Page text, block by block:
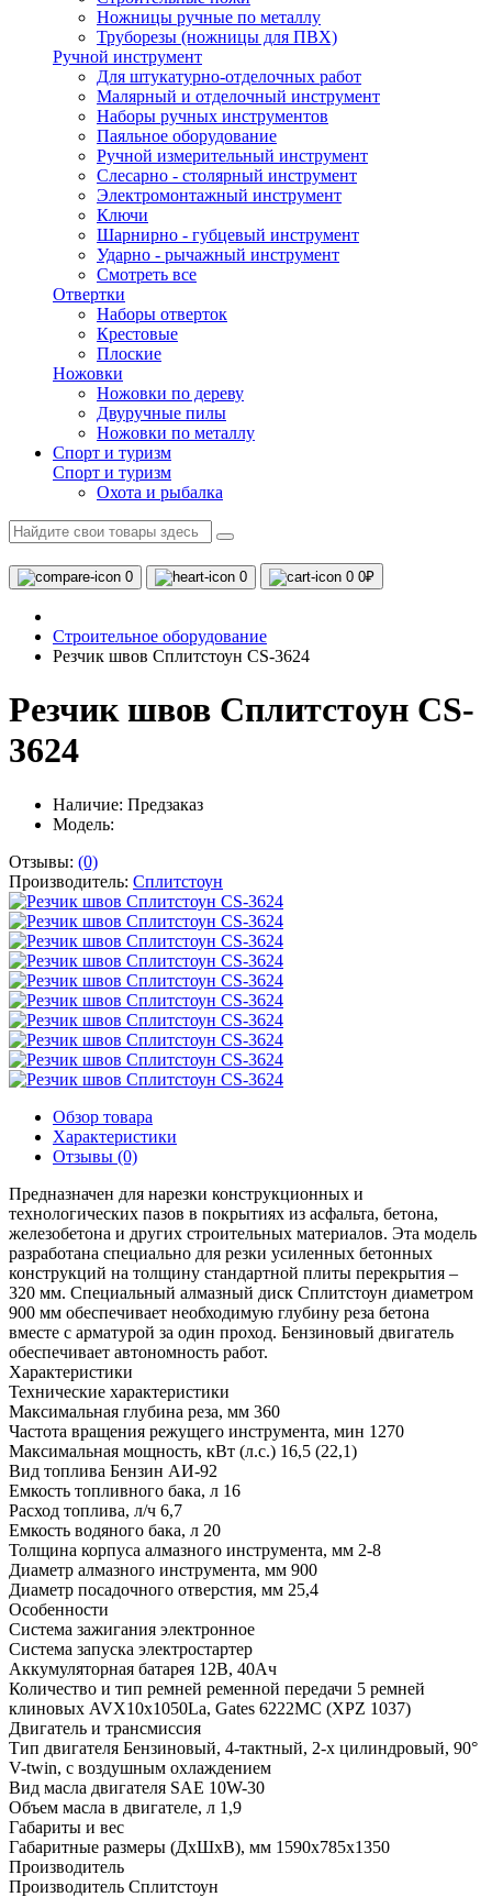
Ножницы ручные по металлу
Труборезы (ножницы для ПВХ)
Ручной инструмент
Для штукатурно-отделочных работ
Малярный и отделочный инструмент
Наборы ручных инструментов
Паяльное оборудование
Ручной измерительный инструмент
Слесарно - столярный инструмент
Электромонтажный инструмент
Ключи
Шарнирно - губцевый инструмент
Ударно - рычажный инструмент
Смотреть все
Отвертки
Наборы отверток
Крестовые
Плоские
Ножовки
Ножовки по дереву
Двуручные пилы
Ножовки по металлу
Спорт и туризм
Спорт и туризм
Охота и рыбалка
0 0 0 0₽
Строительное оборудование
Резчик швов Сплитстоун CS-3624
Резчик швов Сплитстоун CS-
3624
Наличие: Предзаказ
Модель:
Отзывы: (0)
Производитель: Сплитстоун
Обзор товара
Характеристики
Отзывы (0)
Предназначен для нарезки конструкционных и
технологических пазов в покрытиях из асфальта, бетона,
железобетона и других строительных материалов. Эта модель
разработана специально для резки усиленных бетонных
конструкций на толщину стандартной плиты перекрытия –
320 мм. Специальный алмазный диск Сплитстоун диаметром
900 мм обеспечивает необходимую глубину реза бетона
вместе с арматурой за один проход. Бензиновый двигатель
обеспечивает автономность работ.
Характеристики
Технические характеристики
Максимальная глубина реза, мм 360
Частота вращения режущего инструмента, мин 1270
Максимальная мощность, кВт (л.с.) 16,5 (22,1)
Вид топлива Бензин АИ-92
Емкость топливного бака, л 16
Расход топлива, л/ч 6,7
Емкость водяного бака, л 20
Толщина корпуса алмазного инструмента, мм 2-8
Диаметр алмазного инструмента, мм 900
Диаметр посадочного отверстия, мм 25,4
Особенности
Система зажигания электронное
Система запуска электростартер
Аккумуляторная батарея 12В, 40Ач
Количество и тип ремней ременной передачи 5 ремней
клиновых AVX10x1050La, Gates 6222MC (XPZ 1037)
Двигатель и трансмиссия
Тип двигателя Бензиновый, 4-тактный, 2-х цилиндровый, 90°
V-twin, с воздушным охлаждением
Вид масла двигателя SAE 10W-30
Объем масла в двигателе, л 1,9
Габариты и вес
Габаритные размеры (ДxШxВ), мм 1590х785х1350
Производитель
Производитель Сплитстоун